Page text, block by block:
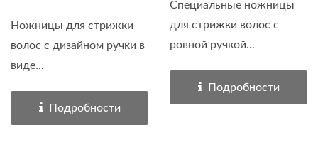
Ножницы для стрижки
волос с дизайном ручки в
виде...
Подробности
Специальные ножницы
для стрижки волос с
ровной ручкой...
Подробности